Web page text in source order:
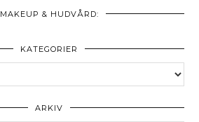
MAKEUP & HUDVÅRD:
KATEGORIER
ARKIV